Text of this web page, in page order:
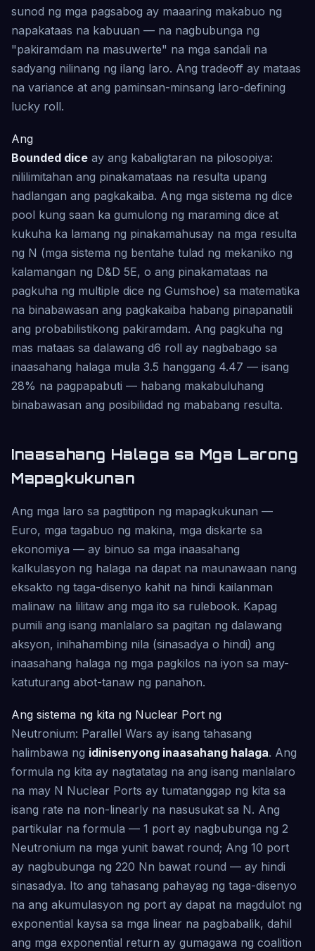
sunod ng mga pagsabog ay maaaring makabuo ng
napakataas na kabuuan — na nagbubunga ng
"pakiramdam na masuwerte" na mga sandali na
sadyang nilinang ng ilang laro. Ang tradeoff ay mataas
na variance at ang paminsan-minsang laro-defining
lucky roll.
Ang
Bounded dice ay ang kabaligtaran na pilosopiya:
nililimitahan ang pinakamataas na resulta upang
hadlangan ang pagkakaiba. Ang mga sistema ng dice
pool kung saan ka gumulong ng maraming dice at
kukuha ka lamang ng pinakamahusay na mga resulta
ng N (mga sistema ng bentahe tulad ng mekaniko ng
kalamangan ng D&D 5E, o ang pinakamataas na
pagkuha ng multiple dice ng Gumshoe) sa matematika
na binabawasan ang pagkakaiba habang pinapanatili
ang probabilistikong pakiramdam. Ang pagkuha ng
mas mataas sa dalawang d6 roll ay nagbabago sa
inaasahang halaga mula 3.5 hanggang 4.47 — isang
28% na pagpapabuti — habang makabuluhang
binabawasan ang posibilidad ng mababang resulta.
Inaasahang Halaga sa Mga Larong
Mapagkukunan
Ang mga laro sa pagtitipon ng mapagkukunan —
Euro, mga tagabuo ng makina, mga diskarte sa
ekonomiya — ay binuo sa mga inaasahang
kalkulasyon ng halaga na dapat na maunawaan nang
eksakto ng taga-disenyo kahit na hindi kailanman
malinaw na lilitaw ang mga ito sa rulebook. Kapag
pumili ang isang manlalaro sa pagitan ng dalawang
aksyon, inihahambing nila (sinasadya o hindi) ang
inaasahang halaga ng mga pagkilos na iyon sa may-
katuturang abot-tanaw ng panahon.
Ang sistema ng kita ng Nuclear Port ng
Neutronium: Parallel Wars ay isang tahasang
halimbawa ng idinisenyong inaasahang halaga. Ang
formula ng kita ay nagtatatag na ang isang manlalaro
na may N Nuclear Ports ay tumatanggap ng kita sa
isang rate na non-linearly na nasusukat sa N. Ang
partikular na formula — 1 port ay nagbubunga ng 2
Neutronium na mga yunit bawat round; Ang 10 port
ay nagbubunga ng 220 Nn bawat round — ay hindi
sinasadya. Ito ang tahasang pahayag ng taga-disenyo
na ang akumulasyon ng port ay dapat na magdulot ng
exponential kaysa sa mga linear na pagbabalik, dahil
ang mga exponential return ay gumagawa ng coalition